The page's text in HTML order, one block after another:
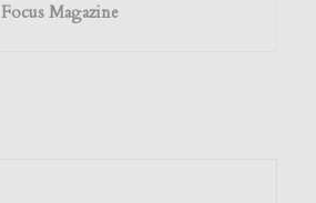
Focus Magazine